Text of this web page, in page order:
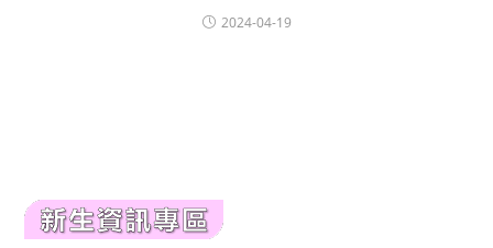
2024-04-19